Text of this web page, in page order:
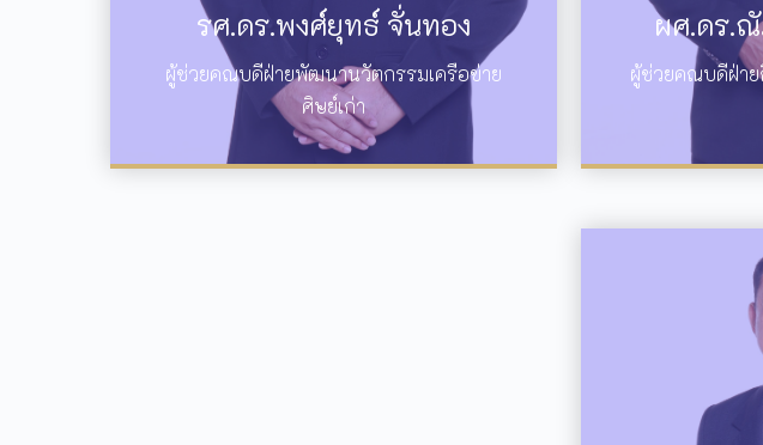
รศ.ดร.พงศ์ยุทธ์ จั่นทอง
ผู้ช่วยคณบดีฝ่ายพัฒนานวัตกรรมเครือข่าย
ศิษย์เก่า
ผศ.ดร.
ผู้ช่วยคณบดีฝ่าย